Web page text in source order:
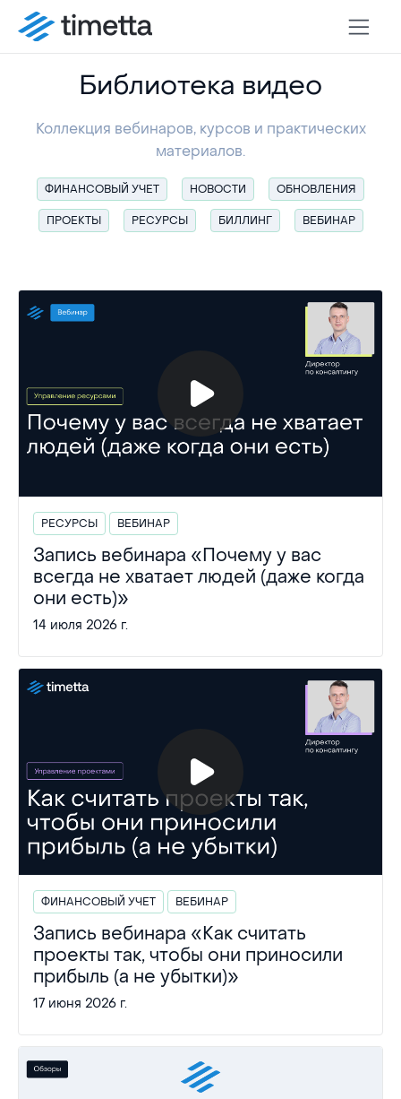
Библиотека видео
Коллекция вебинаров, курсов и практических
материалов.
ФИНАНСОВЫЙ УЧЕТ НОВОСТИ ОБНОВЛЕНИЯ
ПРОЕКТЫ РЕСУРСЫ БИЛЛИНГ ВЕБИНАР
РЕСУРСЫ ВЕБИНАР
Запись вебинара «Почему у вас
всегда не хватает людей (даже когда
они есть)»
14 июля 2026 г.
ФИНАНСОВЫЙ УЧЕТ ВЕБИНАР
Запись вебинара «Как считать
проекты так, чтобы они приносили
прибыль (а не убытки)»
17 июня 2026 г.